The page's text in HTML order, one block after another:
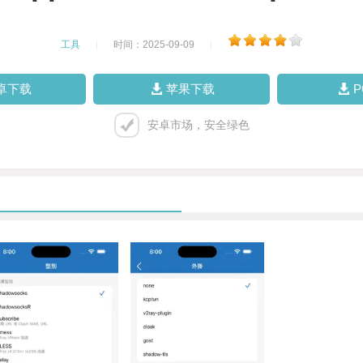
工具 时间：2025-09-09
下载 苹果下载
安卓市场，安全绿色